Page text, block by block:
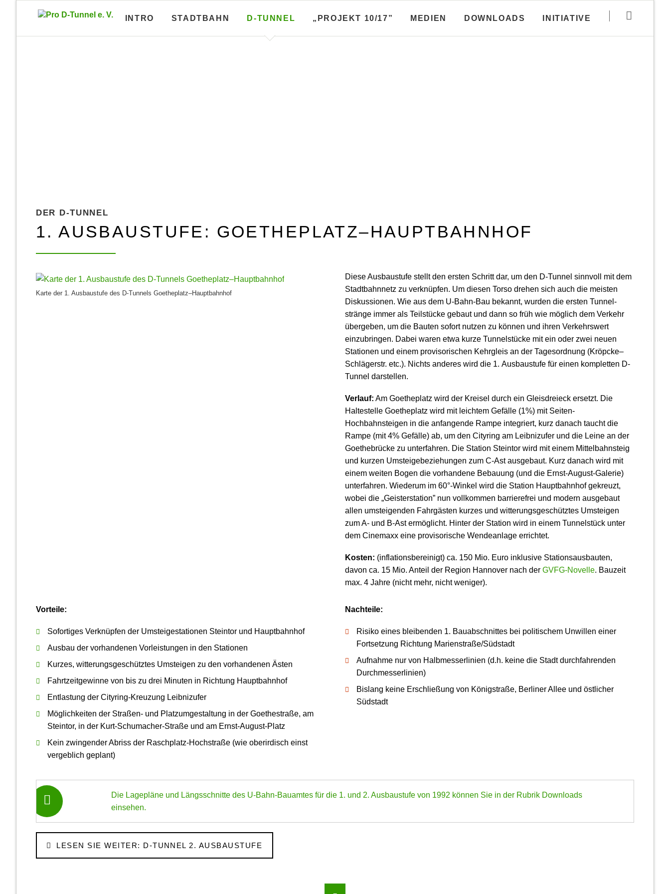
überspringen
INTRO STADTBAHN D-TUNNEL „PROJEKT 10/17” MEDIEN DOWNLOADS INITIATIVE
DER D-TUNNEL
1. AUSBAUSTUFE: GOETHEPLATZ–HAUPTBAHNHOF
Karte der 1. Ausbau­stufe des D-Tunnels Goethe­platz–Haupt­bahnhof
Diese Ausbaustufe stellt den ersten Schritt dar, um den D-Tunnel sinnvoll mit dem
Stadtbahnnetz zu verknüpfen. Um diesen Torso drehen sich auch die meisten
Diskussionen. Wie aus dem U-Bahn-Bau bekannt, wurden die ersten Tunnel­
stränge immer als Teilstücke gebaut und dann so früh wie möglich dem Verkehr
übergeben, um die Bauten sofort nutzen zu können und ihren Verkehrs­wert
einzubringen. Dabei waren etwa kurze Tunnel­stücke mit ein oder zwei neuen
Stationen und einem proviso­rischen Kehrgleis an der Tages­ordnung (Kröpcke–
Schlägerstr. etc.). Nichts anderes wird die 1. Ausbau­stufe für einen kompletten D-
Tunnel darstellen.
Verlauf: Am Goetheplatz wird der Kreisel durch ein Gleisdreieck ersetzt. Die
Haltestelle Goetheplatz wird mit leichtem Gefälle (1%) mit Seiten-
Hochbahnsteigen in die anfangende Rampe integriert, kurz danach taucht die
Rampe (mit 4% Gefälle) ab, um den Cityring am Leibnizufer und die Leine an der
Goethebrücke zu unterfahren. Die Station Steintor wird mit einem Mittel­bahnsteig
und kurzen Umsteige­beziehungen zum C-Ast ausgebaut. Kurz danach wird mit
einem weiten Bogen die vorhandene Bebauung (und die Ernst-August-Galerie)
unterfahren. Wiederum im 60°-Winkel wird die Station Hauptbahnhof gekreuzt,
wobei die „Geister­station” nun vollkommen barrierefrei und modern ausgebaut
allen umsteigenden Fahrgästen kurzes und witterungs­geschütztes Umsteigen
zum A- und B-Ast ermöglicht. Hinter der Station wird in einem Tunnelstück unter
dem Cinemaxx eine provisorische Wendeanlage errichtet.
Kosten: (inflationsbereinigt) ca. 150 Mio. Euro inklusive Stations­ausbauten,
davon ca. 15 Mio. Anteil der Region Hannover nach der GVFG-Novelle. Bauzeit
max. 4 Jahre (nicht mehr, nicht weniger).
Vorteile:
Sofortiges Verknüpfen der Umsteigestationen Steintor und Hauptbahnhof
Ausbau der vorhandenen Vorleistungen in den Stationen
Kurzes, witterungsgeschütztes Umsteigen zu den vorhandenen Ästen
Fahrtzeitgewinne von bis zu drei Minuten in Richtung Hauptbahnhof
Entlastung der Cityring-Kreuzung Leibnizufer
Möglichkeiten der Straßen- und Platz­umgestaltung in der Goethe­straße, am
Steintor, in der Kurt-Schumacher-Straße und am Ernst-August-Platz
Kein zwingender Abriss der Raschplatz-Hochstraße (wie oberirdisch einst
vergeblich geplant)
Nachteile:
Risiko eines bleibenden 1. Bauabschnittes bei politischem Unwillen einer
Fortsetzung Richtung Marien­straße/Südstadt
Aufnahme nur von Halb­messer­linien (d.h. keine die Stadt durch­fahrenden
Durch­messer­linien)
Bislang keine Erschließung von Königstraße, Berliner Allee und östlicher
Südstadt
Die Lagepläne und Längsschnitte des U-Bahn-Bauamtes für die 1. und 2. Ausbaustufe von 1992 können Sie in der Rubrik Downloads
einsehen.
LESEN SIE WEITER: D-TUNNEL 2. AUSBAUSTUFE